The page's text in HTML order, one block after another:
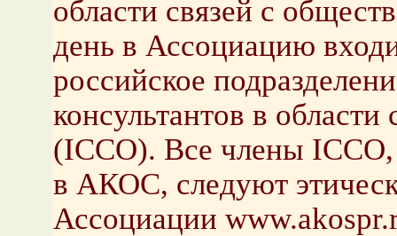
области связей с
день в Ассоциацию
российское
консультантов в
(ICCO). Все члены ICCO,
в АКОС, следуют
Ассоциации